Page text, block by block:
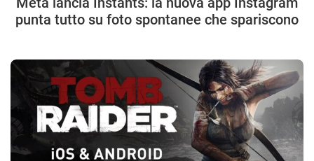
punta tutto su foto spontanee che spariscono